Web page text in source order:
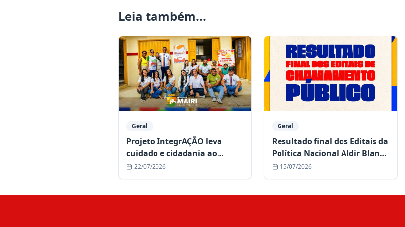
Leia também...
Geral
Projeto IntegrAÇÃO leva
cuidado e cidadania ao
povoado de Bonsucesso
22/07/2026
Geral
Resultado final dos Editais da
Política Nacional Aldir Blanc
de Cultura já está disponível
15/07/2026